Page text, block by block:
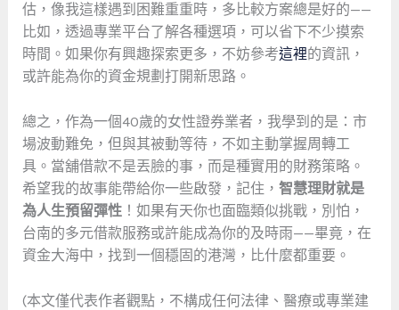
估，像我這樣遇到困難重重時，多比較方案總是好的——
比如，透過專業平台了解各種選項，可以省下不少摸索
時間。如果你有興趣探索更多，不妨參考這裡的資訊，
或許能為你的資金規劃打開新思路。
總之，作為一個40歲的女性證券業者，我學到的是：市
場波動難免，但與其被動等待，不如主動掌握周轉工
具。當舖借款不是丟臉的事，而是種實用的財務策略。
希望我的故事能帶給你一些啟發，記住， 智慧理財就是
為人生預留彈性！如果有天你也面臨類似挑戰，別怕，
台南的多元借款服務或許能成為你的及時雨——畢竟，在
資金大海中，找到一個穩固的港灣，比什麼都重要。
(本文僅代表作者觀點，不構成任何法律、醫療或專業建